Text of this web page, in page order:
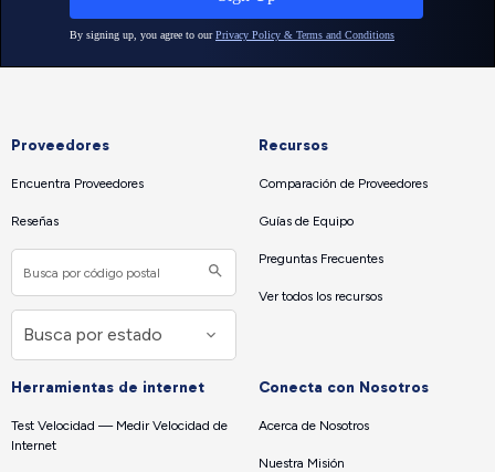
Proveedores
Encuentra Proveedores
Reseñas
Recursos
Comparación de Proveedores
Guías de Equipo
Preguntas Frecuentes
Ver todos los recursos
Herramientas de internet
Test Velocidad — Medir Velocidad de
Internet
Conecta con Nosotros
Acerca de Nosotros
Nuestra Misión